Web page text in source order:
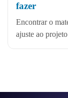
fazer
Encontrar o
ajuste ao